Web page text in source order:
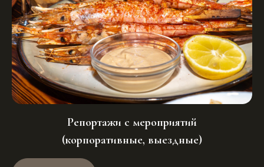
Репортажи с мероприятий
(корпоративные, выездные)